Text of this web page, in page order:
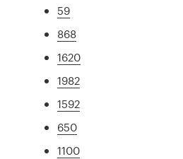
59
868
1620
1982
1592
650
1100